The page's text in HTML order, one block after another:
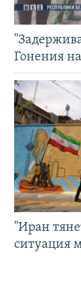
Гонения
"Иран
ситуация